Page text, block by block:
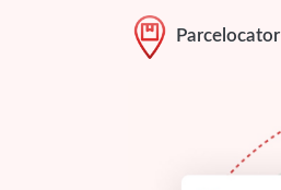
Parcelocator